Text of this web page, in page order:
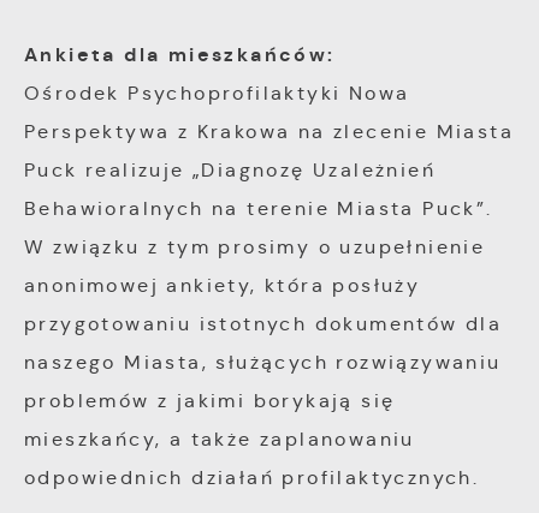
Ankieta dla mieszkańców:
Ośrodek Psychoprofilaktyki Nowa
Perspektywa z Krakowa na zlecenie Miasta
Puck realizuje „Diagnozę Uzależnień
Behawioralnych na terenie Miasta Puck”.
W związku z tym prosimy o uzupełnienie
anonimowej ankiety, która posłuży
przygotowaniu istotnych dokumentów dla
naszego Miasta, służących rozwiązywaniu
problemów z jakimi borykają się
mieszkańcy, a także zaplanowaniu
odpowiednich działań profilaktycznych.
cookies gwarantuje dostępność większej ilości
funkcji na stronie.
rozwijać się i dostosowywać do Twoich
potrzeb.
internetowej, miejsca oraz częstotliwości, z
jaką odwiedzane są nasze serwisy www. Dane
pozwalają nam na ocenę naszych serwisów
internetowych pod względem ich popularności
wśród użytkowników. Zgromadzone informacje
są przetwarzane w formie zanonimizowanej.
gwarantuje dostępność wszystkich
funkcjonalności.
Więcej
Reklamowe
Dzięki reklamowym plikom cookies
prezentujemy Ci najciekawsze informacje i
aktualności na stronach naszych partnerów.
Promocyjne pliki cookies służą do
podstawie analizy Twoich upodobań oraz
Więcej